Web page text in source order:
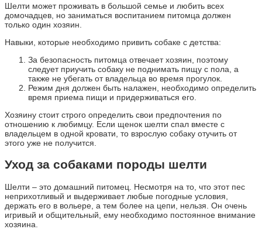
Шелти может проживать в большой семье и любить всех
домочадцев, но заниматься воспитанием питомца должен
только один хозяин.
Навыки, которые необходимо привить собаке с детства:
За безопасность питомца отвечает хозяин, поэтому
следует приучить собаку не поднимать пищу с пола, а
также не убегать от владельца во время прогулок.
Режим дня должен быть налажен, необходимо определить
время приема пищи и придерживаться его.
Хозяину стоит строго определить свои предпочтения по
отношению к любимцу. Если щенок шелти спал вместе с
владельцем в одной кровати, то взрослую собаку отучить от
этого уже не получится.
Уход за собаками породы шелти
Шелти – это домашний питомец. Несмотря на то, что этот пес
неприхотливый и выдерживает любые погодные условия,
держать его в вольере, а тем более на цепи, нельзя. Он очень
игривый и общительный, ему необходимо постоянное внимание
хозяина.